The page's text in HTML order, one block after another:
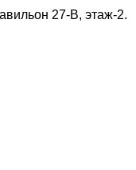
27-В, этаж-2.